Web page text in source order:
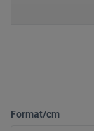
Format/cm